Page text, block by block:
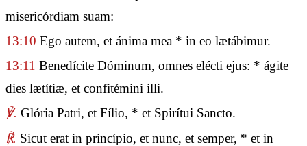
misericórdiam suam:
13:10 Ego autem, et ánima mea * in eo lætábimur.
13:11 Benedícite Dóminum, omnes elécti ejus: * ágite
dies lætítiæ, et confitémini illi.
℣. Glória Patri, et Fílio, * et Spirítui Sancto.
℟. Sicut erat in princípio, et nunc, et semper, * et in